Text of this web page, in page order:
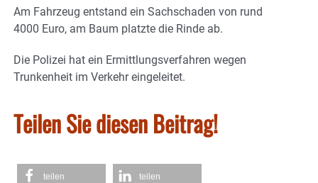
Am Fahrzeug entstand ein Sachschaden von rund
4000 Euro, am Baum platzte die Rinde ab.
Die Polizei hat ein Ermittlungsverfahren wegen
Trunkenheit im Verkehr eingeleitet.
Teilen Sie diesen Beitrag!
teilen teilen